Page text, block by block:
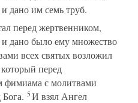
дано им семь труб.
перед жертвенником,
дано было ему множество
всех святых возложил
перед
фимиама с молитвами
5И взял Ангел